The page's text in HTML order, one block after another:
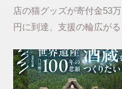
店の猫グッズが寄付金53万
円に到達、支援の輪広がる